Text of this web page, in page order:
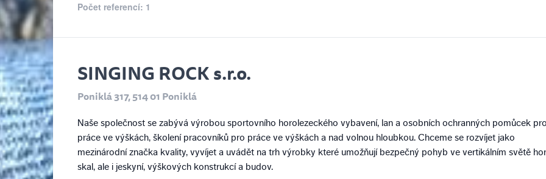
Počet referencí: 1
SINGING ROCK s.r.o.
Poniklá 317, 514 01 Poniklá
Naše společnost se zabývá výrobou sportovního horolezeckého vybavení, lan a osobních ochranných pomůcek
práce ve výškách, školení pracovníků pro práce ve výškách a nad volnou hloubkou. Chceme se rozvíjet jako
mezinárodní značka kvality, vyvíjet a uvádět na trh výrobky které umožňují bezpečný pohyb ve vertikálním světě
skal, ale i jeskyní, výškových konstrukcí a budov.